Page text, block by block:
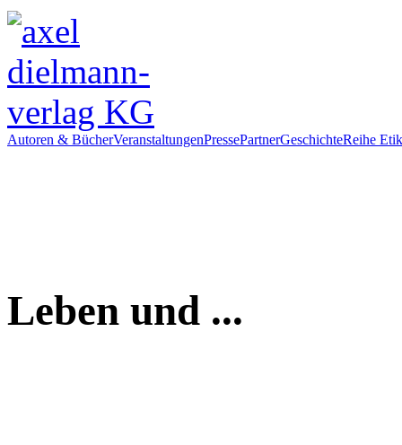
Autoren & BücherVeranstaltungenPressePartnerGeschichteReihe
Leben und ...